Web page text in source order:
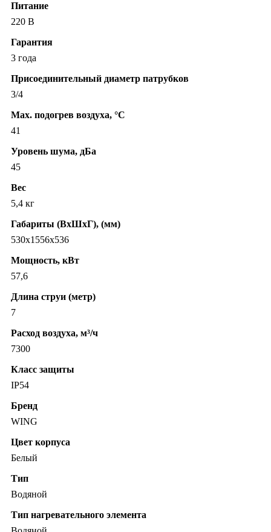
Питание
220 В
Гарантия
3 года
Присоединительный диаметр патрубков
3/4
Max. подогрев воздуха, °C
41
Уровень шума, дБа
45
Вес
5,4 кг
Габариты (ВхШхГ), (мм)
530х1556х536
Мощность, кВт
57,6
Длина струи (метр)
7
Расход воздуха, м³/ч
7300
Класс защиты
IP54
Бренд
WING
Цвет корпуса
Белый
Тип
Водяной
Тип нагревательного элемента